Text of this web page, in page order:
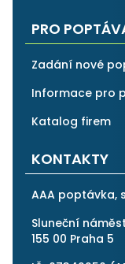
PRO
Zadání nové
Informace pro
Katalog firem
KONTAKTY
AAA poptávka,
Sluneční
155 00 Praha 5